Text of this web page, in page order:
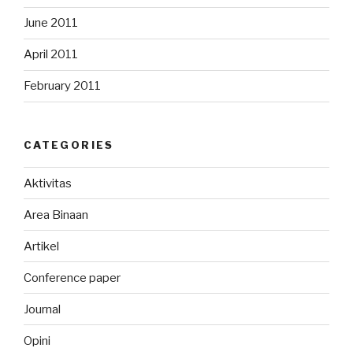
June 2011
April 2011
February 2011
CATEGORIES
Aktivitas
Area Binaan
Artikel
Conference paper
Journal
Opini